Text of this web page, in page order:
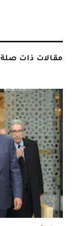
مقالات ذات صلة